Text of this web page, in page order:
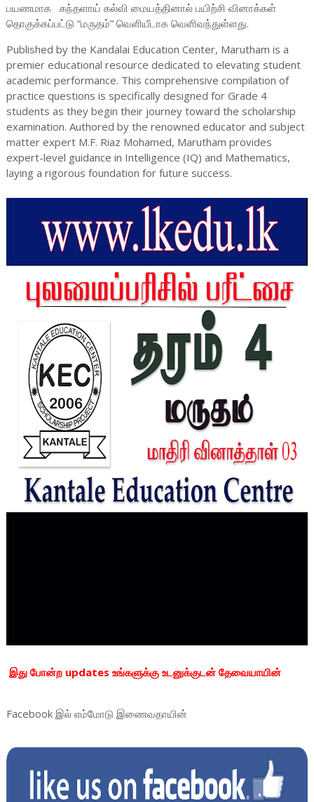
பயணமாக கந்தளாய் கல்வி மையத்தினால்பயிற்சி வினாக்கள்
தொகுக்கப்பட்டு “மருதம்” வெளியீடாக வெளிவந்துள்ளது.
Published by the Kandalai Education Center, Marutham is a
premier educational resource dedicated to elevating student
academic performance. This comprehensive compilation of
practice questions is specifically designed for Grade 4
students as they begin their journey toward the scholarship
examination. Authored by the renowned educator and subject
matter expert M.F. Riaz Mohamed, Marutham provides
expert-level guidance in Intelligence (IQ) and Mathematics,
laying a rigorous foundation for future success.
இது போன்ற updates உங்களுக்கு உடனுக்குடன் தேவையாயின்
Facebook இல் எம்மோடு இணைவதாயின்